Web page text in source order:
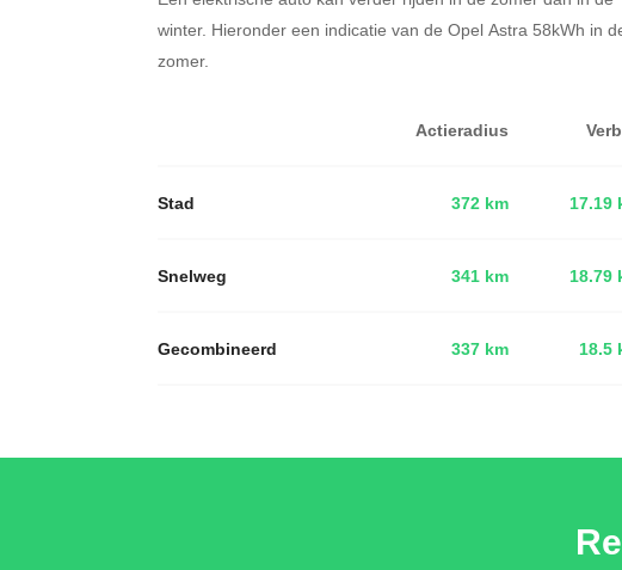
winter. Hieronder een indicatie van de Opel Astra 58kWh in
zomer.
Actieradius
Stad 372 km 17.19
Snelweg 341 km 18.79
Gecombineerd 337 km 18.5